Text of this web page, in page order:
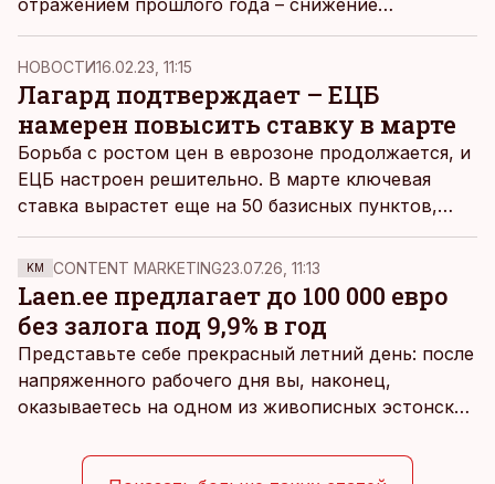
отражением прошлого года – снижение
процентных ставок, снижение инфляции,
позитивные настроения на рынках акций и
облигаций, пишет портфельный управляющий
Swedbank Robur Пертти Рахнель.
НОВОСТИ16.02.23, 11:15
Лагард подтверждает – ЕЦБ
намерен повысить ставку в марте
Борьба с ростом цен в еврозоне продолжается, и
ЕЦБ настроен решительно. В марте ключевая
ставка вырастет еще на 50 базисных пунктов,
следует из выступления президента регулятора
Кристин Лагард.
KM CONTENT MARKETING23.07.26, 11:13
Laen.ee предлагает до 100 000 евро
без залога под 9,9% в год
Представьте себе прекрасный летний день: после
напряженного рабочего дня вы, наконец,
оказываетесь на одном из живописных эстонских
достигает 18 градусов, но вы как закаленный